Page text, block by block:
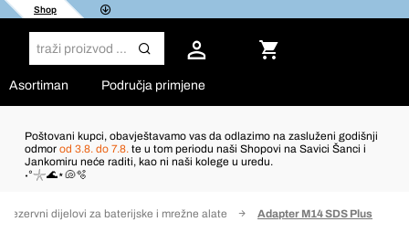
Shop
Asortiman Područja primjene
Poštovani kupci, obavještavamo vas da odlazimo na zasluženi godišnji
odmor od 3.8. do 7.8. te u tom periodu naši Shopovi na Savici Šanci i
Jankomiru neće raditi, kao ni naši kolege u uredu.
˖°𓇼🌊⋆🐚🫧
Rezervni dijelovi za baterijske i mrežne alate Adapter M14 SDS Plus